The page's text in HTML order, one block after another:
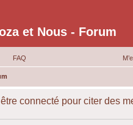
et Nous - Forum
FAQ
connecté pour citer des